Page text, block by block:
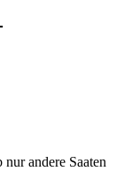
andere Saaten